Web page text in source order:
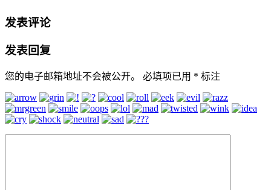
发表评论
发表回复
您的电子邮箱地址不会被公开。 必填项已用 * 标注